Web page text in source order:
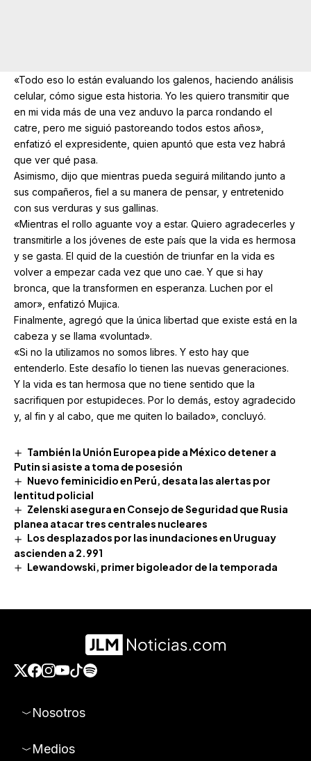
«Todo eso lo están evaluando los galenos, haciendo análisis
celular, cómo sigue esta historia. Yo les quiero transmitir que
en mi vida más de una vez anduvo la parca rondando el
catre, pero me siguió pastoreando todos estos años»,
enfatizó el expresidente, quien apuntó que esta vez habrá
que ver qué pasa.
Asimismo, dijo que mientras pueda seguirá militando junto a
sus compañeros, fiel a su manera de pensar, y entretenido
con sus verduras y sus gallinas.
«Mientras el rollo aguante voy a estar. Quiero agradecerles y
transmitirle a los jóvenes de este país que la vida es hermosa
y se gasta. El quid de la cuestión de triunfar en la vida es
volver a empezar cada vez que uno cae. Y que si hay
bronca, que la transformen en esperanza. Luchen por el
amor», enfatizó Mujica.
Finalmente, agregó que la única libertad que existe está en la
cabeza y se llama «voluntad».
«Si no la utilizamos no somos libres. Y esto hay que
entenderlo. Este desafío lo tienen las nuevas generaciones.
Y la vida es tan hermosa que no tiene sentido que la
sacrifiquen por estupideces. Por lo demás, estoy agradecido
y, al fin y al cabo, que me quiten lo bailado», concluyó.
También la Unión Europea pide a México detener a
Putin si asiste a toma de posesión
Nuevo feminicidio en Perú, desata las alertas por
lentitud policial
Zelenski asegura en Consejo de Seguridad que Rusia
planea atacar tres centrales nucleares
Los desplazados por las inundaciones en Uruguay
ascienden a 2.991
Lewandowski, primer bigoleador de la temporada
Nosotros
Medios